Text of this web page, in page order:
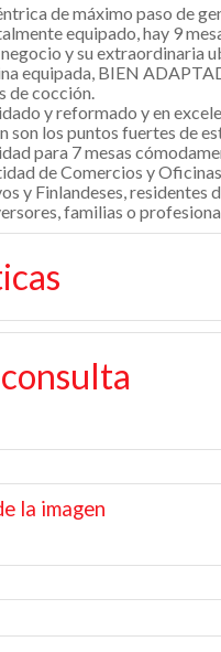
de máximo paso de
equipado, hay 9
y su extraordinaria
equipada, BIEN
de cocción.
y reformado y en
son los puntos fuertes de
para 7 mesas
de Comercios y
y Finlandeses, residentes
familias o
la imagen